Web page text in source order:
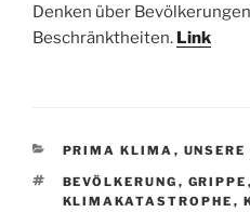
Denken über
Beschränktheiten. Link
KATEGORIEN
PRIMA KLIMA ,
SCHLAGWÖRTER
BEVÖLKERUNG , GRIPPE ,
KLIMAKATASTROPHE ,